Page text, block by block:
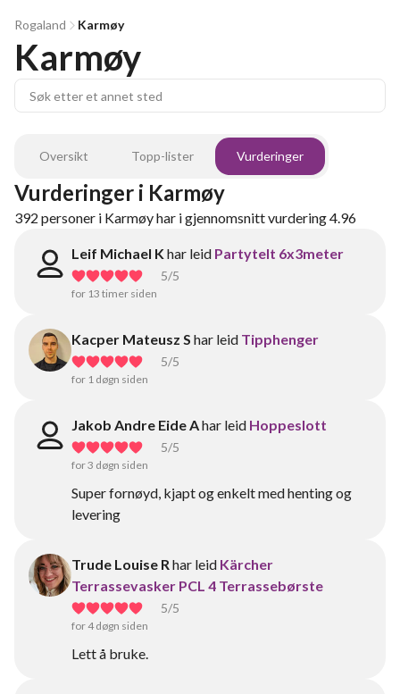
Rogaland Karmøy
Karmøy
Oversikt Topp-lister Vurderinger
Vurderinger i Karmøy
392 personer i Karmøyhar i gjennomsnitt vurdering4.96
Leif Michael K har leid Partytelt 6x3meter
5/5
for 13 timer siden
Kacper Mateusz S har leid Tipphenger
5/5
for 1 døgn siden
Jakob Andre Eide Ahar leid Hoppeslott
5/5
for 3 døgn siden
Super fornøyd, kjapt og enkelt med henting og
levering
Trude Louise Rhar leid Kärcher
Terrassevasker PCL 4 Terrassebørste
5/5
for 4 døgn siden
Lett å bruke.